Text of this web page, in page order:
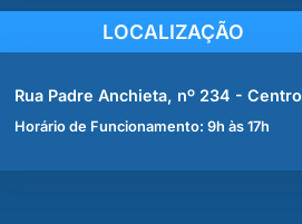
LOCALIZAÇÃO
Rua Padre Anchieta, nº 234 - Centro
Horário de Funcionamento: 9h às 17h